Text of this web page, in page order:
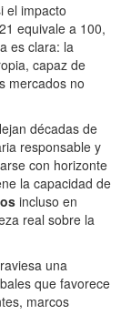
el impacto
equivale a 100,
es clara: la
capaz de
mercados no
décadas de
responsable y
con horizonte
la capacidad de
incluso en
real sobre la
una
que favorece
marcos